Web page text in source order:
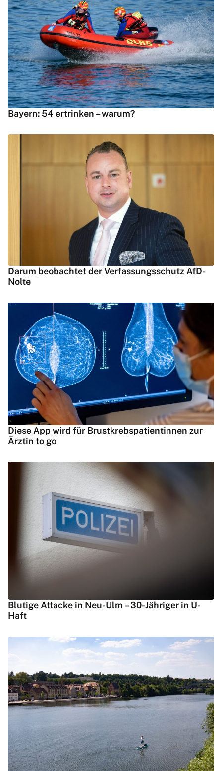
Bayern: 54 ertrinken – warum?
Darum beobachtet der Verfassungsschutz AfD-
Nolte
Diese App wird für Brustkrebspatientinnen zur
Ärztin to go
Blutige Attacke in Neu-Ulm – 30-Jähriger in U-
Haft